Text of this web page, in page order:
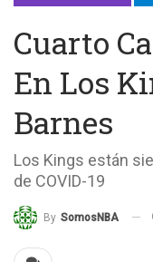
Cuarto
En Los
Barnes
Los Kings están
de COVID-19
By SomosNBA